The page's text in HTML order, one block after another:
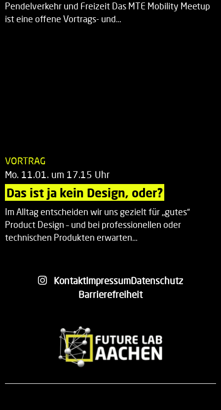
Pendelverkehr und Freizeit Das MTE Mobility Meetup
ist eine offene Vortrags- und…
VORTRAG
Mo. 11.01. um 17.15 Uhr
Das ist ja kein Design, oder?
Im Alltag entscheiden wir uns gezielt für „gutes“
Product Design – und bei professionellen oder
technischen Produkten erwarten…
KontaktImpressumDatenschutz
Barrierefreiheit